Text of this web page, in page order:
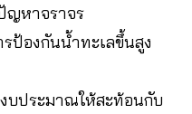
ญหาจราจร
ป้องกันน้ำทะเลขึ้นสูง
บประมาณให้สะท้อนกับ